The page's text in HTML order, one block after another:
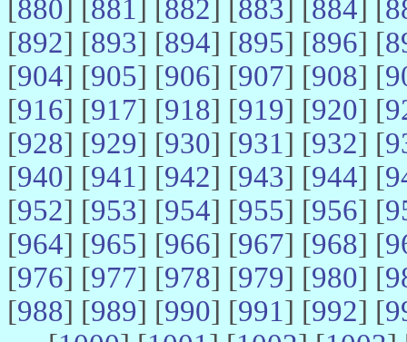
[880] [881] [882] [883] [884] [
[892] [893] [894] [895] [896] [
[904] [905] [906] [907] [908] [
[916] [917] [918] [919] [920] [
[928] [929] [930] [931] [932] [
[940] [941] [942] [943] [944] [
[952] [953] [954] [955] [956] [
[964] [965] [966] [967] [968] [
[976] [977] [978] [979] [980] [
[988] [989] [990] [991] [992] [